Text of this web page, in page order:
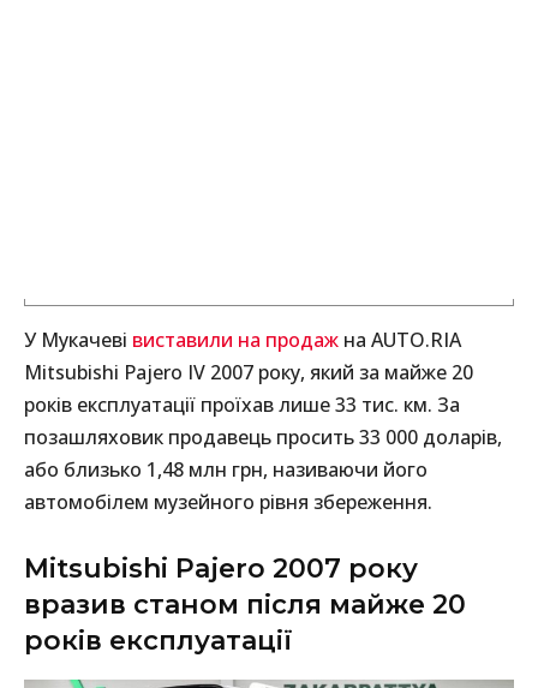
У Мукачеві виставили на продаж на AUTO.RIA
Mitsubishi Pajero IV 2007 року, який за майже 20
років експлуатації проїхав лише 33 тис. км. За
позашляховик продавець просить 33 000 доларів,
або близько 1,48 млн грн, називаючи його
автомобілем музейного рівня збереження.
Mitsubishi Pajero 2007 року
вразив станом після майже 20
років експлуатації